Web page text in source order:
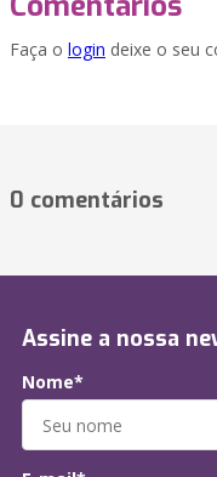
Faça o login deixe o seu
0 comentários
Assine a nossa
Nome*